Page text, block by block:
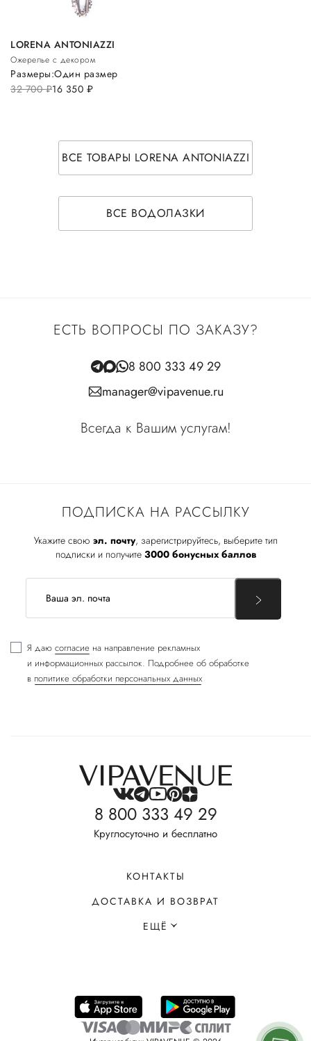
LORENA ANTONIAZZI
Ожерелье с декором
32 700руб.16 350 руб.
Размеры:Один размер
ВСЕ ТОВАРЫ LORENA ANTONIAZZI
ВСЕ ВОДОЛАЗКИ
ПОДПИСКА НА РАССЫЛКУ
Укажите свою эл. почту, зарегистрируйтесь, выберите тип
подписки и получите 3000 бонусных баллов
Я даю согласие на направление рекламных
и информационных рассылок. Подробнее об обработке
в политике обработки персональных данных
ЕСТЬ ВОПРОСЫ ПО ЗАКАЗУ?
8 800 333 49 29
manager@vipavenue.ru
Всегда к Вашим услугам!
8 800 333 49 29
Круглосуточно и бесплатно
КОНТАКТЫ
ДОСТАВКА И ВОЗВРАТ
ЕЩЁ